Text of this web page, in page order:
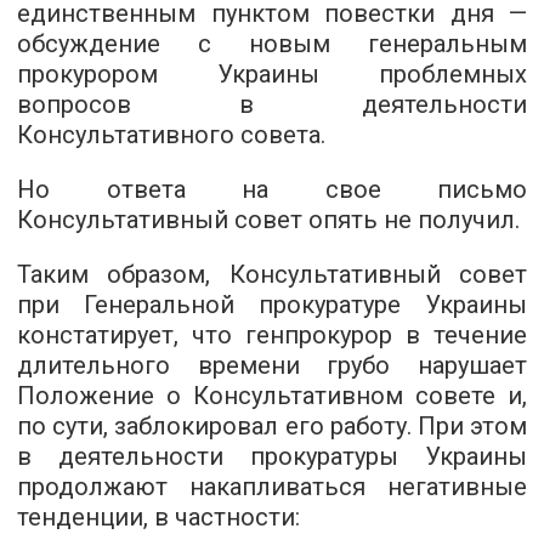
единственным пунктом повестки дня —
обсуждение с новым генеральным
прокурором Украины проблемных
вопросов в деятельности
Консультативного совета.
Но ответа на свое письмо
Консультативный совет опять не получил.
Таким образом, Консультативный совет
при Генеральной прокуратуре Украины
констатирует, что генпрокурор в течение
длительного времени грубо нарушает
Положение о Консультативном совете и,
по сути, заблокировал его работу. При этом
в деятельности прокуратуры Украины
продолжают накапливаться негативные
тенденции, в частности: